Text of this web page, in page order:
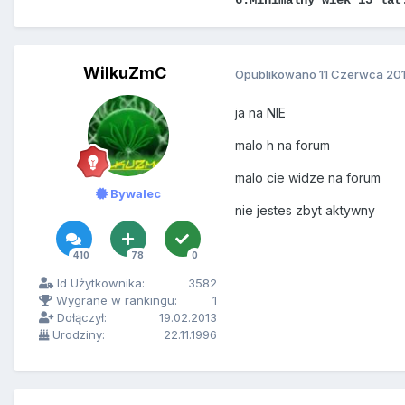
WilkuZmC
Bywalec
410 78 0
Id Użytkownika:
3582
Wygrane w rankingu:
1
Dołączył:
19.02.2013
Urodziny:
22.11.1996
Opublikowano 11 Czerwca
ja na NIE
malo h na forum
malo cie widze na forum
nie jestes zbyt aktywny